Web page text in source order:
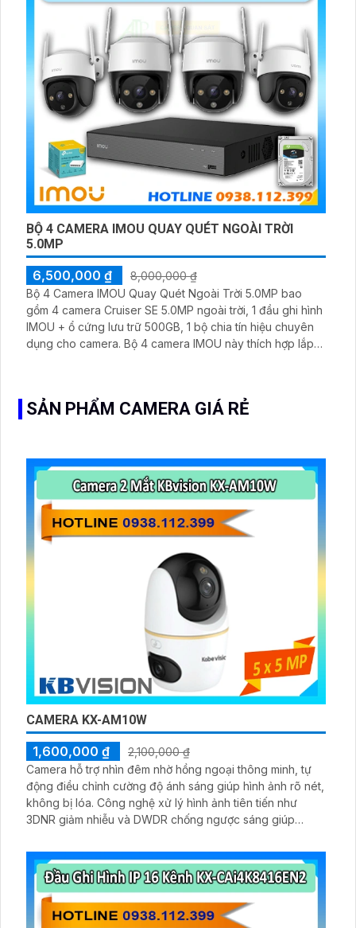
BỘ 4 CAMERA IMOU QUAY QUÉT NGOÀI TRỜI
5.0MP
6,500,000 ₫
8,000,000 ₫
Bộ 4 Camera IMOU Quay Quét Ngoài Trời 5.0MP bao
gồm 4 camera Cruiser SE 5.0MP ngoài trời, 1 đầu ghi hình
IMOU + ổ cứng lưu trữ 500GB, 1 bộ chia tín hiệu chuyên
dụng cho camera. Bộ 4 camera IMOU này thích hợp lắp
SẢN PHẨM CAMERA GIÁ RẺ
CAMERA KX-AM10W
1,600,000 ₫
2,100,000 ₫
Camera hỗ trợ nhìn đêm nhờ hồng ngoại thông minh, tự
động điều chỉnh cường độ ánh sáng giúp hình ảnh rõ nét,
không bị lóa. Công nghệ xử lý hình ảnh tiên tiến như
3DNR giảm nhiễu và DWDR chống ngược sáng giúp
kiện ánh sáng.